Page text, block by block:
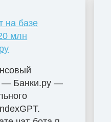
на базе
млн
— Банки.ру —